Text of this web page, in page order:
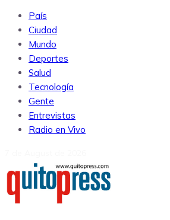
País
Ciudad
Mundo
Deportes
Salud
Tecnología
Gente
Entrevistas
Radio en Vivo